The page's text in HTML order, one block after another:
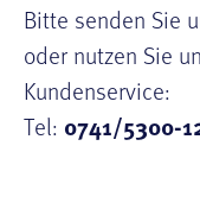
Bitte senden Sie
oder nutzen Sie
Kundenservice:
Tel: 0741/5300-